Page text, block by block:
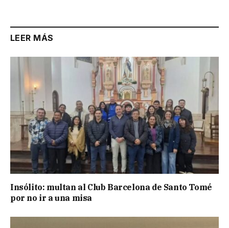
LEER MÁS
Insólito: multan al Club Barcelona de Santo Tomé
por no ir a una misa